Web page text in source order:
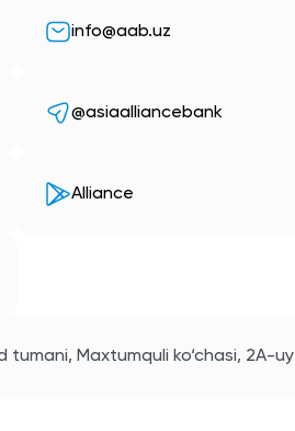
info@aab.uz
@asiaalliancebank
Alliance
tumani, Maxtumquli ko‘chasi, 2A-uy